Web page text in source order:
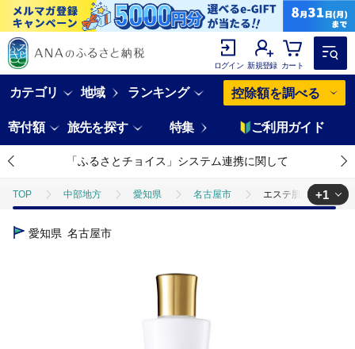
ログイン 新規登録 カート
カテゴリ 地域 ランキング 控除額を調べる
寄付額 旅先を探す 特集 ご利用ガイド
「ふるさとチョイス」システム連携に関して
TOP 中部地方 愛知県 名古屋市 エステ肌ローション
TOP
+1
愛知県 名古屋市